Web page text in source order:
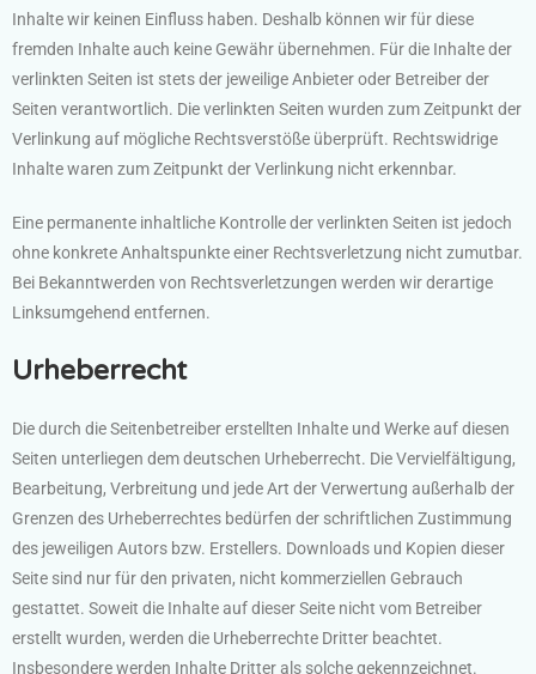
Inhalte wir keinen Einfluss haben. Deshalb können wir für diese
fremden Inhalte auch keine Gewähr übernehmen. Für die Inhalte der
verlinkten Seiten ist stets der jeweilige Anbieter oder Betreiber der
Seiten verantwortlich. Die verlinkten Seiten wurden zum Zeitpunkt der
Verlinkung auf mögliche Rechtsverstöße überprüft. Rechtswidrige
Inhalte waren zum Zeitpunkt der Verlinkung nicht erkennbar.
Eine permanente inhaltliche Kontrolle der verlinkten Seiten ist jedoch
ohne konkrete Anhaltspunkte einer Rechtsverletzung nicht zumutbar.
Bei Bekanntwerden von Rechtsverletzungen werden wir derartige
Linksumgehend entfernen.
Urheberrecht
Die durch die Seitenbetreiber erstellten Inhalte und Werke auf diesen
Seiten unterliegen dem deutschen Urheberrecht. Die Vervielfältigung,
Bearbeitung, Verbreitung und jede Art der Verwertung außerhalb der
Grenzen des Urheberrechtes bedürfen der schriftlichen Zustimmung
des jeweiligen Autors bzw. Erstellers. Downloads und Kopien dieser
Seite sind nur für den privaten, nicht kommerziellen Gebrauch
gestattet. Soweit die Inhalte auf dieser Seite nicht vom Betreiber
erstellt wurden, werden die Urheberrechte Dritter beachtet.
Insbesondere werden Inhalte Dritter als solche gekennzeichnet.